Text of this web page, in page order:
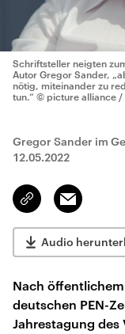
Schriftsteller neigten
Autor Gregor Sander,
nötig, miteinander zu
tun.“ © picture alliance /
Gregor Sander im
12.05.2022
Link
kopieren/teilen
Email
Audio
Nach
deutschen PEN-
Jahrestagung des